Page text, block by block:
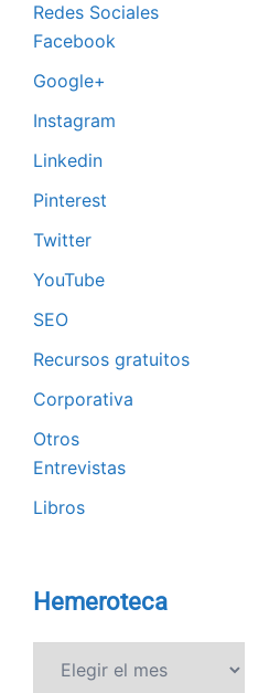
Redes Sociales
Facebook
Google+
Instagram
Linkedin
Pinterest
Twitter
YouTube
SEO
Recursos gratuitos
Corporativa
Otros
Entrevistas
Libros
Hemeroteca